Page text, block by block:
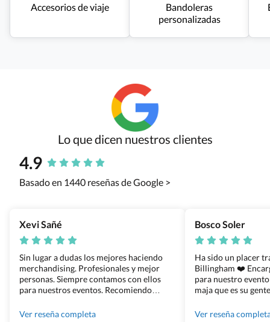
Accesorios de viaje
Bandoleras
personalizadas
Lo que dicen nuestros clientes
4.9
Basado en 1440 reseñas de Google >
Xevi Sañé
Sin lugar a dudas los mejores haciendo
merchandising. Profesionales y mejor
personas. Siempre contamos con ellos
para nuestros eventos. Recomiendo
Ver reseña completa
Bosco Soler
Ha sido un placer
Billingham ❤️
para nuestro
maja que es su
100%
Ver reseña